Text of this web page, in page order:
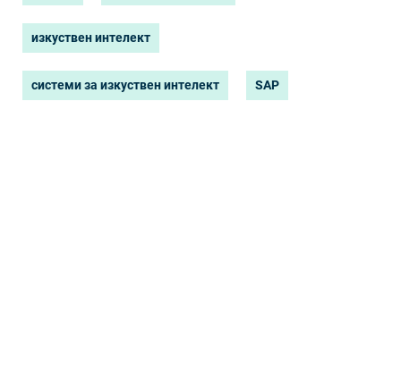
изкуствен интелект
системи за изкуствен интелект SAP